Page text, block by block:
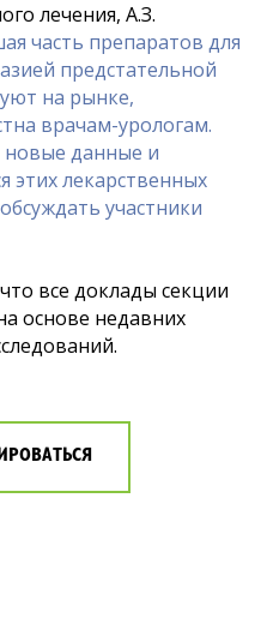
лечения, А.З.
часть препаратов для
предстательной
на рынке,
врачам-урологам.
новые данные и
этих лекарственных
участники
все доклады секции
основе недавних